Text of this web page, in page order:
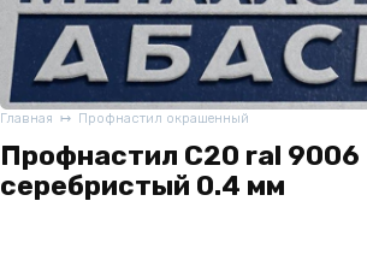
Главная Профнастил окрашенный
Профнастил С20 ral 9006
серебристый 0.4 мм